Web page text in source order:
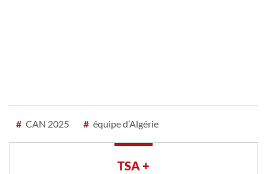
# CAN 2025 # équipe d’Algérie
TSA +